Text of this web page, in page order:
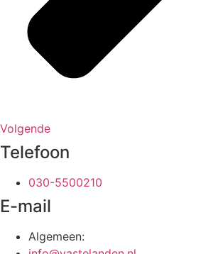
Volgende
Telefoon
030-5500210
E-mail
Algemeen: